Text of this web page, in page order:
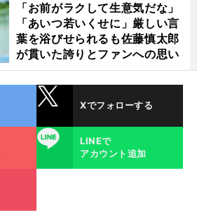
「お前がラクして生意気だな」
「あいつ若いくせに」厳しい言
葉を浴びせられるも佐藤慎太郎
が貫いた誇りとファンへの思い
Xでフォローする
LINE
LINEで
アカウント追加